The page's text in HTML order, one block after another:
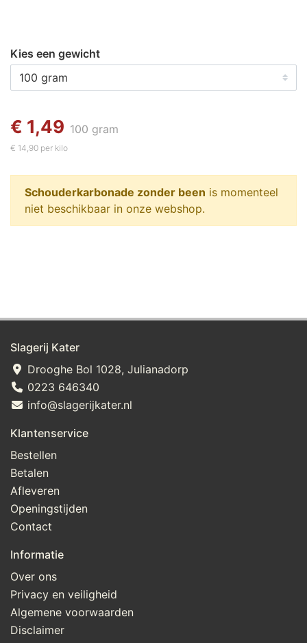
Kies een gewicht
€ 1,49 100 gram
€ 14,90 per kilo
Schouderkarbonade zonder been is momenteel
niet beschikbaar in onze webshop.
Slagerij Kater
Drooghe Bol 1028, Julianadorp
0223 646340
info@slagerijkater.nl
Klantenservice
Bestellen
Betalen
Afleveren
Openingstijden
Contact
Informatie
Over ons
Privacy en veiligheid
Algemene voorwaarden
Disclaimer